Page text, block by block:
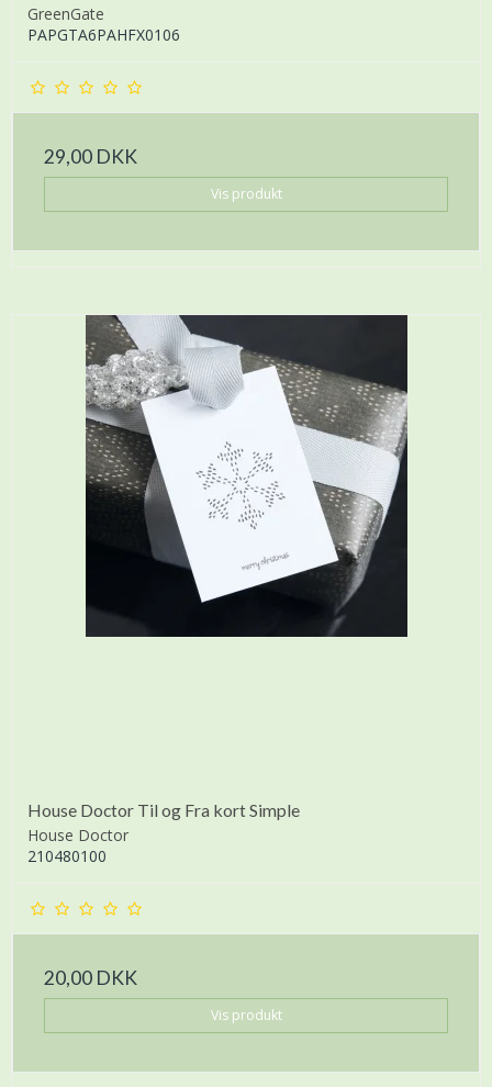
GreenGate
PAPGTA6PAHFX0106
29,00 DKK
Vis produkt
House Doctor Til og Fra kort Simple
House Doctor
210480100
20,00 DKK
Vis produkt